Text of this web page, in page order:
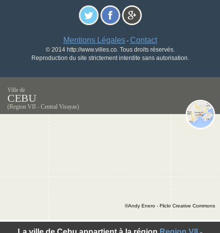
Mentions Légales- Contact
© 2014 http://www.villes.co. Tous droits réservés.
Reproduction du site strictement interdite sans autorisation.
Ville de
CEBU
(Region VII - Central Visayas)
©Andy Enero - Flickr Creative Commons